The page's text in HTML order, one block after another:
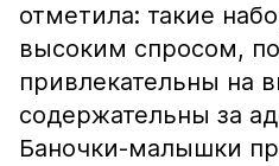
отметила: такие
высоким спросом,
привлекательны на
содержательны за
Баночки-малышки